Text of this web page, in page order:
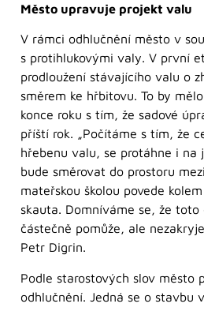
Město upravuje projekt valu
V rámci odhlučnění město v
s protihlukovými valy. V první
prodloužení stávajícího valu o
směrem ke hřbitovu. To by
konce roku s tím, že sadové
příští rok. „Počítáme s tím, že
hřebenu valu, se protáhne i na
bude směrovat do prostoru
mateřskou školou povede
skauta. Domníváme se, že toto
částečně pomůže, ale
Petr Digrin.
Podle starostových slov město
odhlučnění. Jedná se o stavbu